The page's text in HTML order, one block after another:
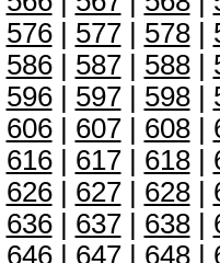
576| 577| 578|
586| 587| 588|
596| 597| 598|
606| 607| 608|
616| 617| 618|
626| 627| 628|
636| 637| 638|
646| 647| 648|